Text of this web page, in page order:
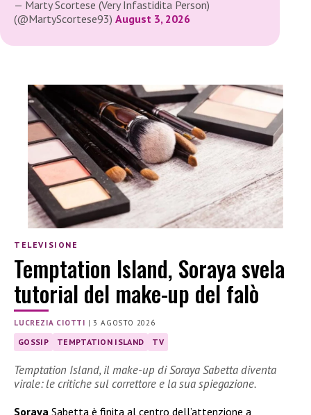
— Marty Scortese (Very Infastidita Person)
(@MartyScortese93) August 3, 2026
TELEVISIONE
Temptation Island, Soraya svela
tutorial del make-up del falò
LUCREZIA CIOTTI |3 AGOSTO 2026
GOSSIP TEMPTATION ISLAND TV
Temptation Island, il make-up di Soraya Sabetta diventa
virale: le critiche sul correttore e la sua spiegazione.
Soraya Sabetta è finita al centro dell’attenzione a